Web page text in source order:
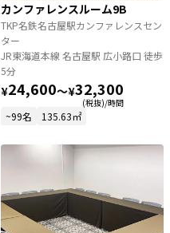
カンファレンスルーム9B
TKP名鉄名古屋駅カンファレンスセン
ター
JR東海道本線 名古屋駅 広小路口 徒歩
5分
¥24,600〜¥32,300
(税抜)/時間
~99名 135.63㎡